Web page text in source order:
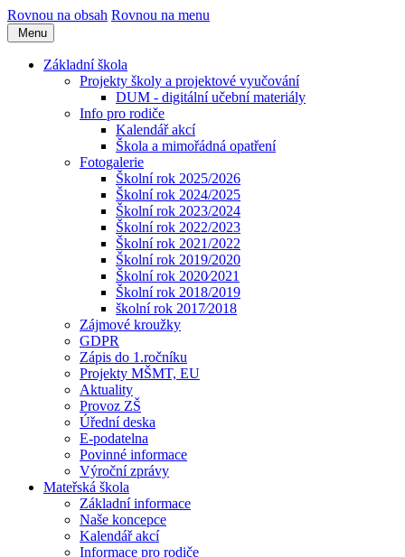
Rovnou na obsah Rovnou na menu
Menu
Základní škola
Projekty školy a projektové vyučování
DUM - digitální učební materiály
Info pro rodiče
Kalendář akcí
Škola a mimořádná opatření
Fotogalerie
Školní rok 2025/2026
Školní rok 2024/2025
Školní rok 2023/2024
Školní rok 2022/2023
Školní rok 2021/2022
Školní rok 2019/2020
Školní rok 2020⁄2021
Školní rok 2018/2019
školní rok 2017⁄2018
Zájmové kroužky
GDPR
Zápis do 1.ročníku
Projekty MŠMT, EU
Aktuality
Provoz ZŠ
Úřední deska
E-podatelna
Povinné informace
Výroční zprávy
Mateřská škola
Základní informace
Naše koncepce
Kalendář akcí
Informace pro rodiče